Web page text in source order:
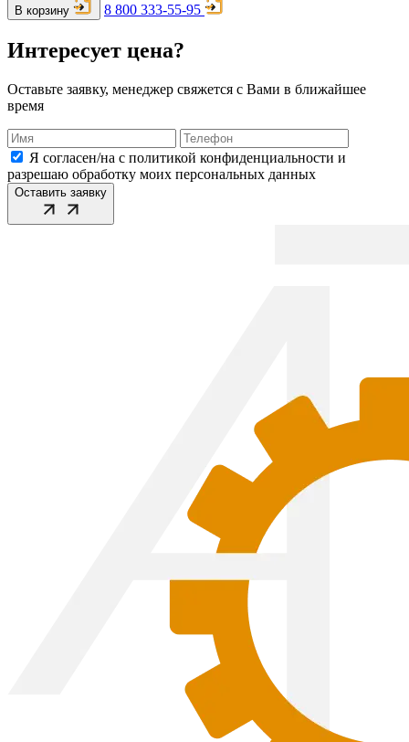
В корзину 8 800 333-55-95
Интересует цена?
Оставьте заявку, менеджер свяжется с Вами в ближайшее
время
Я согласен/на с политикой конфиденциальности и
разрешаю обработку моих персональных данных
Оставить заявку